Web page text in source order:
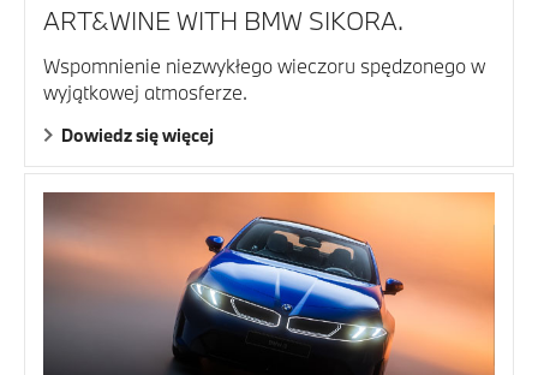
ART&WINE WITH BMW SIKORA.
Wspomnienie niezwykłego wieczoru spędzonego w
wyjątkowej atmosferze.
Dowiedz się więcej